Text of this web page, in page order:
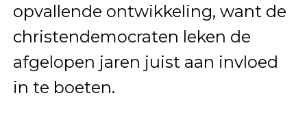
opvallende ontwikkeling, want de
christendemocraten leken de
afgelopen jaren juist aan invloed
in te boeten.